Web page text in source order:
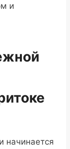
и
начинается